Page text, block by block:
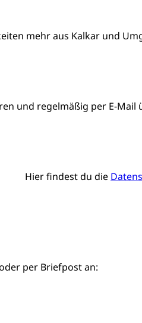
mehr aus Kalkar und
und regelmäßig per E-
Hier findest du die
per Briefpost an: